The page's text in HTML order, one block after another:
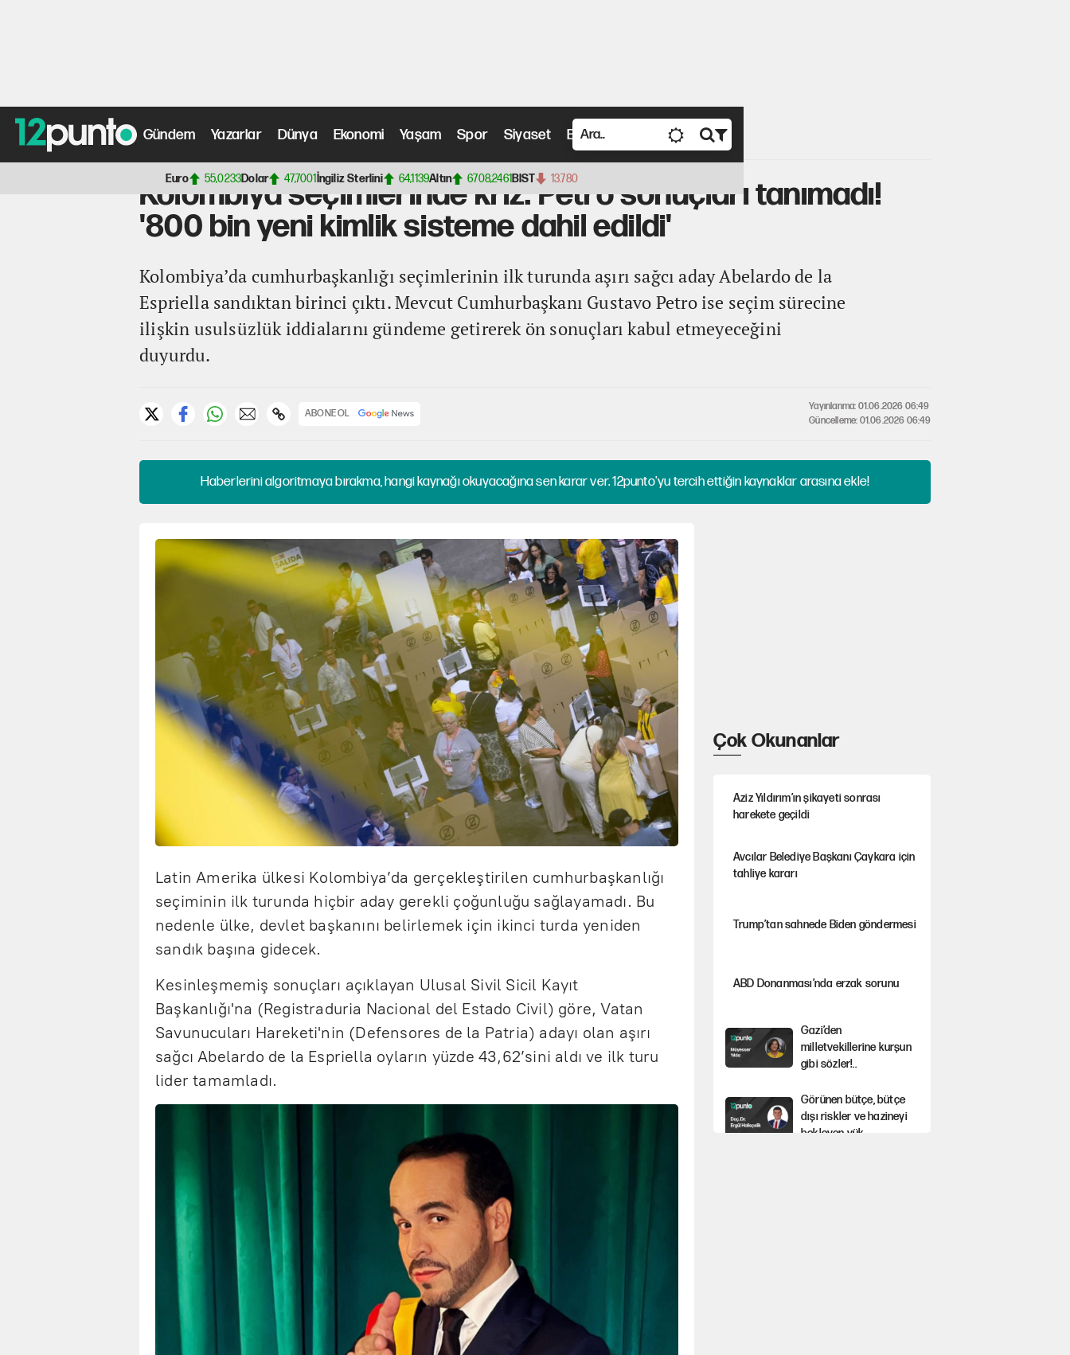
Gündem Yazarlar Dünya Ekonomi Yaşam Spor Siyaset Bilim ve Teknoloji Video
Euro 55,0233Dolar 47,7001 İngiliz Sterlini 64,1139Altın 6708,2461BIST 13.780
Anasayfa>Dünya Haberleri> Kolombiya seçimlerinde kriz: Petro sonuçları tanımadı! '800 bin yeni kimlik sisteme dahil edildi'
Kolombiya seçimlerinde kriz: Petro sonuçları tanımadı!
'800 bin yeni kimlik sisteme dahil edildi'
Kolombiya’da cumhurbaşkanlığı seçimlerinin ilk turunda aşırı sağcı aday Abelardo de la
Espriella sandıktan birinci çıktı. Mevcut Cumhurbaşkanı Gustavo Petro ise seçim sürecine
ilişkin usulsüzlük iddialarını gündeme getirerek ön sonuçları kabul etmeyeceğini
duyurdu.
ABONE OL
Yayınlanma: 01.06.2026 06:49
Güncelleme: 01.06.2026 06:49
Haberlerini algoritmaya bırakma, hangi kaynağı okuyacağına sen karar ver. 12punto'yu tercih ettiğin kaynaklar arasına ekle!
Latin Amerika ülkesi Kolombiya’da gerçekleştirilen cumhurbaşkanlığı
seçiminin ilk turunda hiçbir aday gerekli çoğunluğu sağlayamadı. Bu
nedenle ülke, devlet başkanını belirlemek için ikinci turda yeniden
sandık başına gidecek.
Kesinleşmemiş sonuçları açıklayan Ulusal Sivil Sicil Kayıt
Başkanlığı'na (Registraduria Nacional del Estado Civil) göre, Vatan
Savunucuları Hareketi'nin (Defensores de la Patria) adayı olan aşırı
sağcı Abelardo de la Espriella oyların yüzde 43,62’sini aldı ve ilk turu
lider tamamladı.
Çok Okunanlar
Aziz Yıldırım’ın şikayeti sonrası
harekete geçildi
Avcılar Belediye Başkanı Çaykara için
tahliye kararı
Trump’tan sahnede Biden göndermesi
ABD Donanması’nda erzak sorunu
Gazi’den
milletvekillerine kurşun
gibi sözler!..
Görünen bütçe, bütçe
dışı riskler ve hazineyi
bekleyen yük